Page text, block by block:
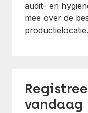
audit- en
mee over de
productielocatie.
vandaag